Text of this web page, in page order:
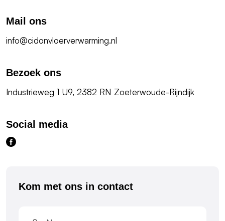
Mail ons
info@cidonvloerverwarming.nl
Bezoek ons
Industrieweg 1 U9, 2382 RN Zoeterwoude-Rijndijk
Social media
Kom met ons in contact